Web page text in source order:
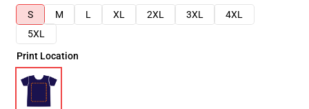
S
M L XL 2XL 3XL
4XL
5XL
Print Location